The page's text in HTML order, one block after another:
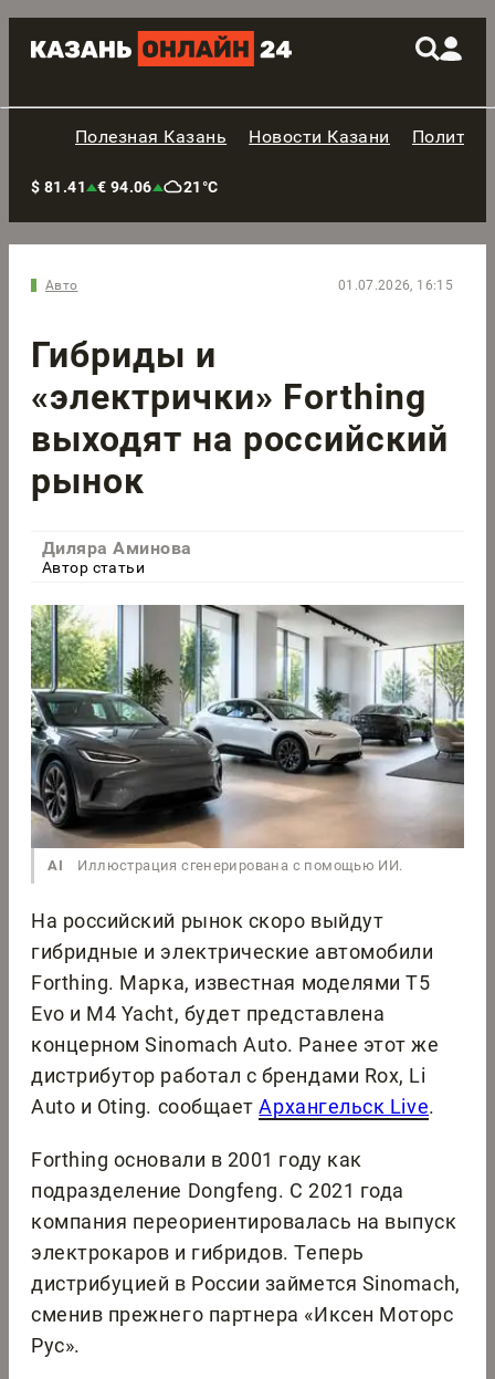
Полезная Казань Новости Казани
$ 81.41 € 94.06 21°C
Авто 01.07.2026, 16:15
Гибриды и
«электрички» Forthing
выходят на российский
рынок
Диляра Аминова
Автор статьи
AI Иллюстрация сгенерирована с помощью ИИ.
На российский рынок скоро выйдут
гибридные и электрические автомобили
Forthing. Марка, известная моделями T5
Evo и M4 Yacht, будет представлена
концерном Sinomach Auto. Ранее этот же
дистрибутор работал с брендами Rox, Li
Auto и Oting. сообщаетАрхангельск Live.
Forthing основали в 2001 году как
подразделение Dongfeng. С 2021 года
компания переориентировалась на выпуск
электрокаров и гибридов. Теперь
дистрибуцией в России займется Sinomach,
сменив прежнего партнера «Иксен Моторс
Рус».